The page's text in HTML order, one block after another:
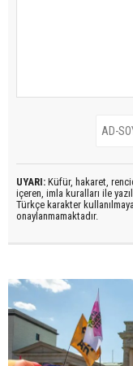
UYARI: Küfür, hakaret,
içeren, imla kuralları ile
Türkçe karakter
onaylanmamaktadır.